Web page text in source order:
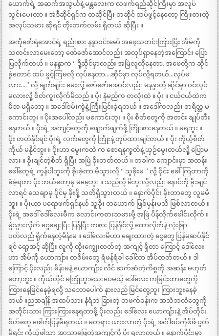
ယောက်ရဲ့ အဆက်အသွယ်နဲ့ မန္တလေးက လဖက်ရည်ဆိုင်ကြီးမှာ အလုပ်
သွင်းပေးတာ ။ အဲဒီဆိုင်ရှင်က တဆိုင်ပြီး တဆိုင် ထပ်ဖွင့်နေတော့ ကြိုးစားတဲ့
အလုပ်သမား ဆိုရင် တိုးတက်လမ်း ရှိတယ် ဆိုပြီး ။
အကိုဇော်ရဲအောင်ရဲ့ ရည်းစား နန္ဒာဝင်းမော် အဖေ့သတင်းကြားပြီး အိမ်ကို
သတင်းလာမေးတော့ ဇော်ဇော်အောင်လည်း အလုပ်ရှာနေတဲ့အကြောင်း ပြော
ပြလိုက်တယ် ။ မနန္ဒာက “ ဒို့ဆိုင်မှာလည်း အမြဲလူလိုနေတာ..အဖေတို့က ဆိုင်
ခွဲတောင် ထပ် ဖွင့်ကြမလို့ လုပ်နေတာ….ဆိုင်မှာ လုပ်လို့ရတယ်…လုပ်မ
လား….” လို့ ချက်ချင်း မေးလို့ ဇော်ဇော်အောင်လည်း မနန္ဒာတို့ ဆိုင်မှာ ဝင်လုပ်
မလားလို့ စိတ်ကူးလိုက်မိသည် ။ ပိုး နံမည်က တလုံးထဲ ။ ပိုး ။ ငယ်ငယ်ထဲက
မိဘ မရှိတော့ ။ အဒေါ်ဝမ်းကွဲနဲ့ ကြီးပြင်းခဲ့ရတယ် ။ အဒေါ်ကလည်း စာရိတ္တ မ
ကောင်းဘူး ။ ပိုးအပေါ်လည်း မကောင်းဘူး ။ ပိုး စိတ်တွေကို အတင်း ချုပ်တီး
နေတယ် ။ ပိုးရဲ့ အကျင့်တွေကို ဖျောက်ဖျက်ဖို့ ကြိုးစားနေတယ် ။ မရဘူး ။
ပိုး တတ်နိုင်ရင် ပိုးရဲ့ လက်တွေကို ကြိုးနဲ့ တုပ်ထားချင်တယ် ။ ပိုး ကိုယ့်စိတ်
ကိုယ် မနိုင်ဘူး ။ ပိုးဟာ မွေးကထဲ က စောရနက္ခတ်နဲ့ ယှဉ်မွေးတယ်လို့ ပြောမ
လား ။ ခိုးချင်တဲ့စိတ် ရှိပြီး အမြဲ ခိုးတတ်တယ် ။ တခါက ကျောင်းမှာ အတန်း
ဖေါ်တွေရဲ့ ကွန်ပါဘူးကို ခိုးခဲ့တာ မိသွားလို့ “ သူခိုးမ ” လို့ ဝိုင်း ခေါ်ကြတာကို
ခံခဲ့ရတာ ပိုး ဘယ်တော့မှ မမေ့ဘူး ။ သည်လို မိဘူးလို့လည်း နောင်ကို ခိုးချင်
လာရင် သေချာမှ ပိုင်မှ ခိုးဖို့ သတိရှိသွားတယ် ။ နောက်ပိုင်း ခိုးတာတွေ လူမမိ
ဘူး ။ ပိုးဟာ ပရောဖက်ရှင်နယ် သူခိုး တယောက် ဖြစ်မှန်းမသိ ဖြစ်လာတယ် ။
ပိုးရဲ့ အဒေါ် ဒေါ်လေးမီက လောင်းကစားသမားမို့ အမြဲ ပိန်လိုက်ဖေါင်းလိုက် ။
မွဲသွားလိုက် ငွေချေးပြီး ပြန်ပြီး ကစား ပြန်နိုင်လို့ ထောလိုက်နဲ့ လုံးခြာ
ပတ်လည် ရိုက်နေတဲ့မိန်းမ ။ ဒေါ်လေးမီဟာ ချေးထားတဲ့ ငွေတွေ ပြန်မဆပ်နိုင်
ရင် ရော့အင့် ဆိုပြီး လူကို ထိုးကျွေးတတ်တဲ့ အကျင့် ရှိတာ ကြောင့် ဒေါ်လေး
ဟာ အိမ်ကို ယောကျ်ား တစိမ်းတွေ ရံဖန်ရံခါ ခေါ်လာ အိပ်တတ်တယ် ။ ဒါ
ကြောင့် ပိုးလည်း မိန်းမနဲ့ ယောကျ်ား လိင် ဆက်ဆံတဲ့ကိစ္စကို အဆန်း မဟုတ်
တော့ဘူး ။ ကိုယ်တိုင် မကြုံဘူးသေးပေမယ့် ဒေါ်လေး ကမြင်းတာတွေကို
ကြားနေမြင်နေခဲ့ရလို့ သဘောပေါက် နားလည် မြင်တွေ့ဘူး ကြားဘူးနေခဲ့
တယ် ။ညအချိန် အထပ်သား နံရံဘဲ ခြားတဲ့ တဖက်ခန်းက အသံဘလံတွေကို
အတိုင်းသား ကြားကြားနေရတာမို့ ပိုးလည်း ဒေါ်လေး ယောကျ်ားနဲ့ အိပ်တိုင်း
စိတ်တွေ ဖေါက်ပြန်မိရတယ် ။ မတရား ယားလာတဲ့ ပိုးရဲ့ အင်္ဂါစပ်ကိုဖိဖိ ပွတ်
မိရင်း ကိုယ့်ဖါသာ အာသာဖြေတဲ့အကျင့်ကို ပိုး ရလာတယ် ။ နောက်ပိုင်းမှာ